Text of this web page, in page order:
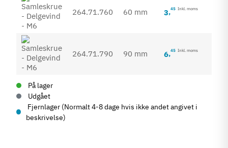
264.71.760 60 mm 3,45 Inkl. moms
264.71.790 90 mm 6,45 Inkl. moms
På lager
Udgået
Fjernlager (Normalt 4-8 dage hvis ikke andet angivet i
beskrivelse)